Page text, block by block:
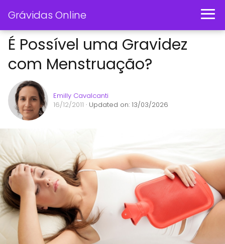
Grávidas Online
É Possível uma Gravidez
com Menstruação?
Emilly Cavalcanti
16/12/2011 · Updated on: 13/03/2026